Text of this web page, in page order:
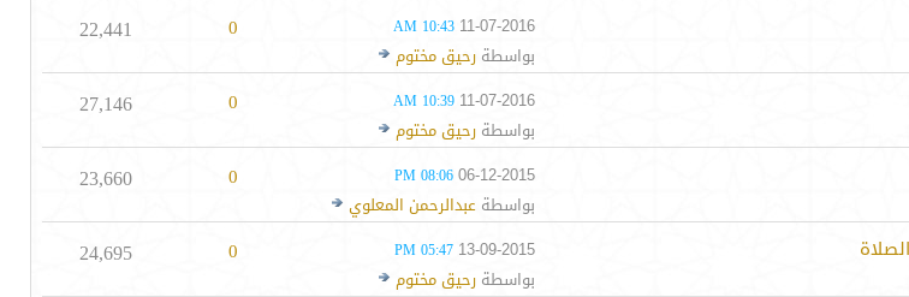
11-07-2016
10:43 AM
بواسطةرحيق مختوم
0
22,441
11-07-2016
10:39 AM
بواسطةرحيق مختوم
0
27,146
06-12-2015
08:06 PM
بواسطةعبدالرحمن المعلوي
0
23,660
13-09-2015
05:47 PM
بواسطةرحيق مختوم
0
24,695